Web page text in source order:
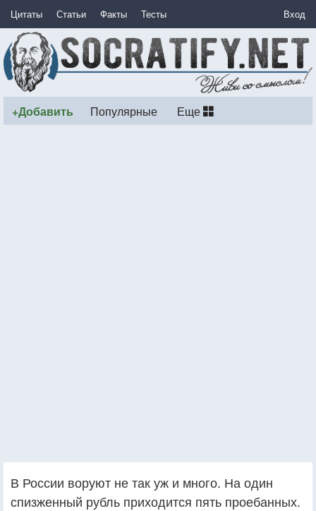
Цитаты Статьи Факты Тесты Вход
+Добавить Популярные Еще
В России воруют не так уж и много. На один
спизженный рубль приходится пять проебанных.